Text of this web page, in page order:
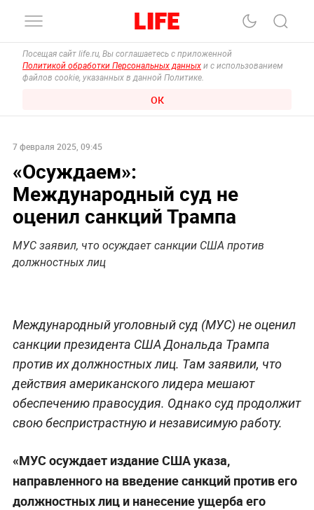
Посещая сайт life.ru, Вы соглашаетесь с приложенной
Политикой обработки Персональных данных и с использованием
файлов cookie, указанных в данной Политике.
ОК
7 февраля 2025, 09:45
«Осуждаем»:
Международный суд не
оценил санкций Трампа
МУС заявил, что осуждает санкции США против
должностных лиц
Международный уголовный суд (МУС) не оценил
санкции президента США Дональда Трампа
против их должностных лиц. Там заявили, что
действия американского лидера мешают
обеспечению правосудия. Однако суд продолжит
свою беспристрастную и независимую работу.
«МУС осуждает издание США указа,
направленного на введение санкций против его
должностных лиц и нанесение ущерба его